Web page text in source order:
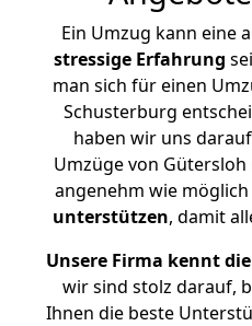
Ein Umzug kann eine
stressige Erfahrung
man sich für einen
Schusterburg
haben wir uns
Umzüge von
angenehm wie
unterstützen, damit
Unsere Firma kennt
wir sind stolz darauf,
Ihnen die beste